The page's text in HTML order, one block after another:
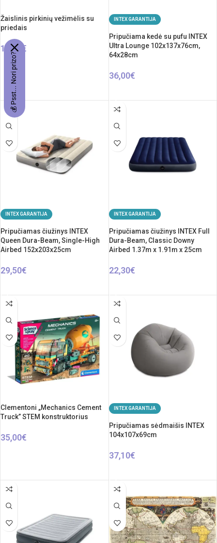
Žaislinis pirkinių vežimėlis su
priedais
17,40 €
Į KREPŠELĮ
INTEX GARANTIJA
Pripučiama kedė su pufu INTEX
Ultra Lounge 102x137x76cm,
64x28cm
36,00€
INTEX GARANTIJA
Pripučiamas čiužinys INTEX
Queen Dura-Beam, Single-High
Airbed 152x203x25cm
29,50€
INTEX GARANTIJA
Pripučiamas čiužinys INTEX Full
Dura-Beam, Classic Downy
Airbed 1.37m x 1.91m x 25cm
22,30€
Clementoni „Mechanics Cement
Truck” STEM konstruktorius
35,00€
INTEX GARANTIJA
Pripučiamas sėdmaišis INTEX
104x107x69cm
37,10€
💰 Psst... Nori prizo?